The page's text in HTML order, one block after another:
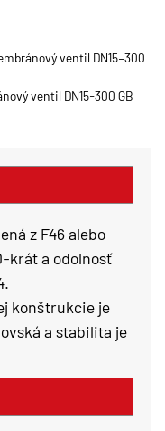
ventil DN15–300
ventil DN15-300 GB
z F46 alebo
krát a odolnosť
konštrukcie je
a stabilita je